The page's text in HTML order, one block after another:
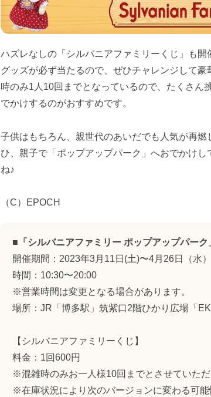
ハズレなしの「シルバニアファミリーくじ」も
グッズが必ず当たるので、ぜひチャレンジして
時のみ1人10回までとなっているので、たくさん
でかけするのがおすすめです。
子供はもちろん、親世代のあいだでも人気が再
ひ、親子で「ポップアップパーク」へおでかけ
ね♪
（C）EPOCH
■「シルバニアファミリー ポップアップパーク
開催期間：2023年3月11日(土)〜4月26日（水）
時間：10:30〜20:00
※営業時間は変更となる場合があります。
場所：JR「博多駅」筑紫口2階ひかり広場「
【シルバニアファミリーくじ】
料金：1回600円
※混雑時のみお一人様10回までとさせていた
※在庫状況により次のバージョンに変わる可能